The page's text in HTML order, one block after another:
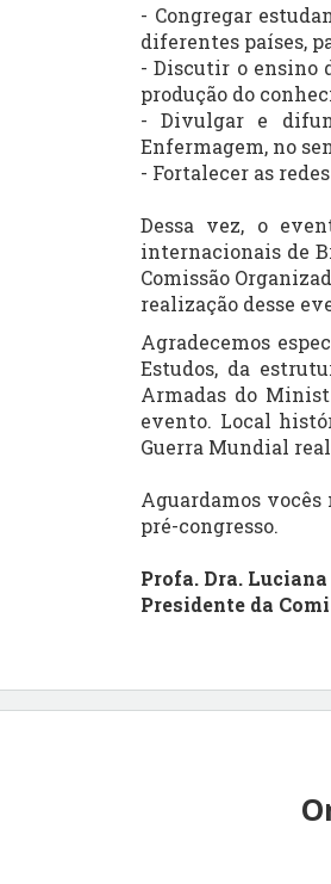
- Congregar
diferentes países,
- Discutir o ensino
produção do
- Divulgar e
Enfermagem, no
- Fortalecer as
Dessa vez, o
internacionais de
Comissão
realização desse
Agradecemos
Estudos, da
Armadas do
evento. Local
Guerra Mundial
Aguardamos vocês
pré-congresso.
Profa. Dra.
Presidente da